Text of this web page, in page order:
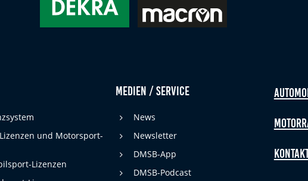
und Motorsport-
Lizenzen
Medien / Service
News
Newsletter
DMSB-App
DMSB-Podcast